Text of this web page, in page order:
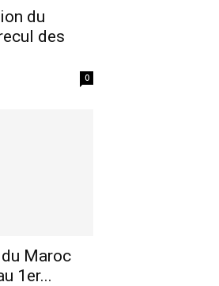
du
des
0
Maroc
1er...